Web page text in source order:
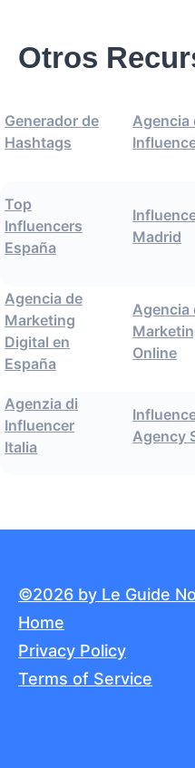
Otros
Generador de
Hashtags
Agencia
Top
Influencers
España
Madrid
Agencia de
Marketing
Digital en
España
Agencia
Online
Agenzia di
Influencer
Italia
Agency
©2026 by Le Guide
Home
Privacy Policy
Terms of Service